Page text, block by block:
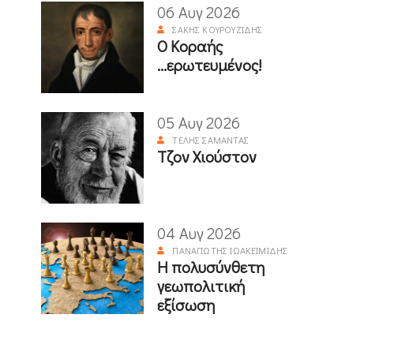
06 Αυγ 2026
ΣΆΚΗΣ ΚΟΥΡΟΥΖΊΔΗΣ
Ο Κοραής
...ερωτευμένος!
05 Αυγ 2026
ΤΈΛΗΣ ΣΑΜΑΝΤΆΣ
Τζον Χιούστον
04 Αυγ 2026
ΠΑΝΑΓΙΏΤΗΣ ΙΩΑΚΕΙΜΊΔΗΣ
Η πολυσύνθετη
γεωπολιτική
εξίσωση